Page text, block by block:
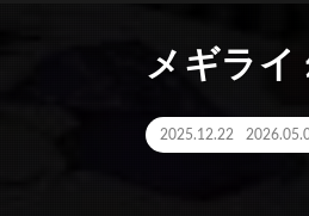
メギライ
2025.12.22